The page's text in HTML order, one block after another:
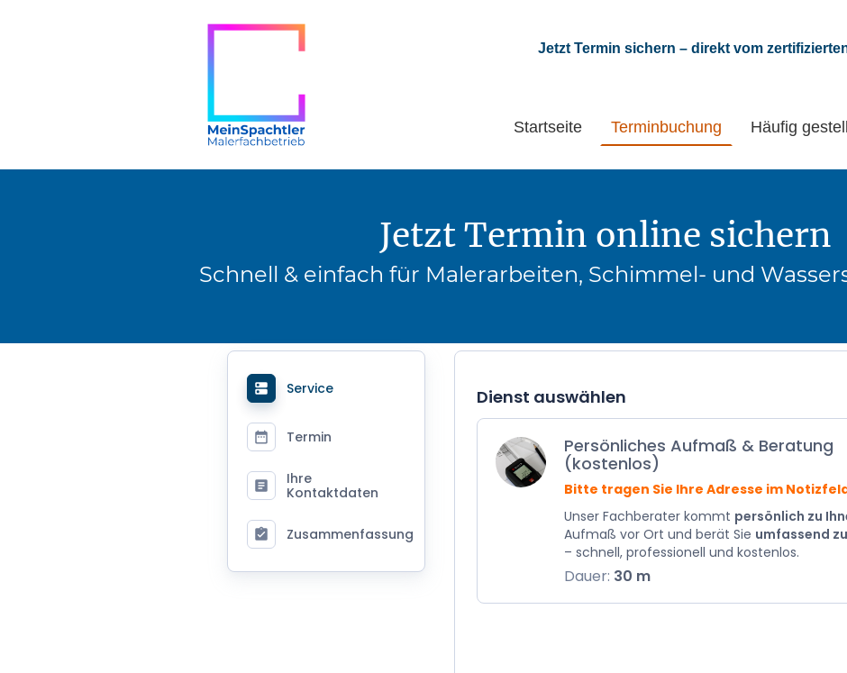
Jetzt Termin sichern – direkt vom
Startseite Terminbuchung Häufig
Schnell & einfach für Malerarbeiten, Schimmel- und
Jetzt Termin online sichern
Service
Termin
Ihre
Kontaktdaten
Zusammenfassung
Dienst auswählen
Persönliches Aufmaß & Beratung
(kostenlos)
Bitte tragen Sie Ihre Adresse im
Unser Fachberater kommt persönlich zu
Aufmaß vor Ort und berät Sie umfassend
– schnell, professionell und kostenlos.
Dauer: 30 m